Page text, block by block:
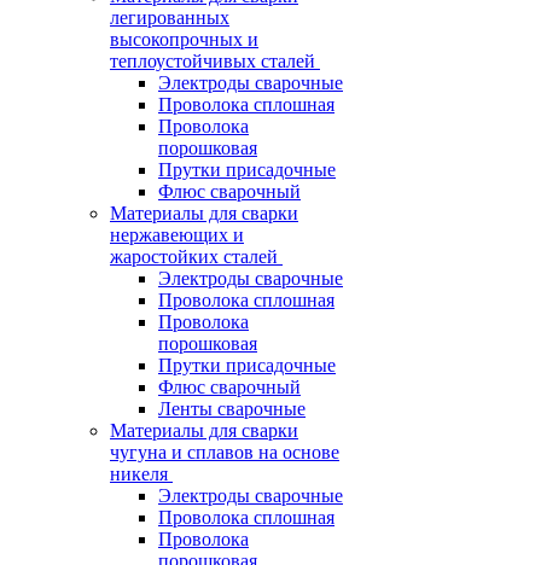
легированных
высокопрочных и
теплоустойчивых сталей
Электроды сварочные
Проволока сплошная
Проволока
порошковая
Прутки присадочные
Флюс сварочный
Материалы для сварки
нержавеющих и
жаростойких сталей
Электроды сварочные
Проволока сплошная
Проволока
порошковая
Прутки присадочные
Флюс сварочный
Ленты сварочные
Материалы для сварки
чугуна и сплавов на основе
никеля
Электроды сварочные
Проволока сплошная
Проволока
порошковая